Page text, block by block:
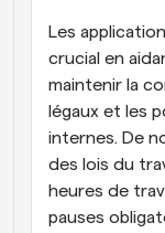
Les
crucial en
maintenir la
légaux et les
internes. De
des lois du
heures de
pauses